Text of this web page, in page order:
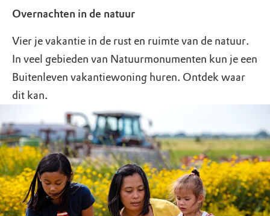
Overnachten in de natuur
Vier je vakantie in de rust en ruimte van de natuur.
In veel gebieden van Natuurmonumenten kun je een
Buitenleven vakantiewoning huren. Ontdek waar
dit kan.